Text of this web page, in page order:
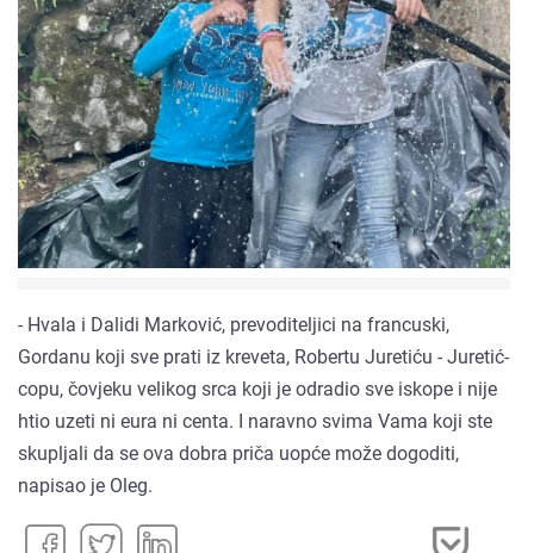
- Hvala i Dalidi Marković, prevoditeljici na francuski,
Gordanu koji sve prati iz kreveta, Robertu Juretiću - Juretić-
copu, čovjeku velikog srca koji je odradio sve iskope i nije
htio uzeti ni eura ni centa. I naravno svima Vama koji ste
skupljali da se ova dobra priča uopće može dogoditi,
napisao je Oleg.